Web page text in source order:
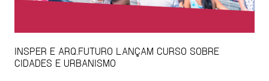
INSPER E ARQ.FUTURO LANÇAM CURSO SOBRE
CIDADES E URBANISMO